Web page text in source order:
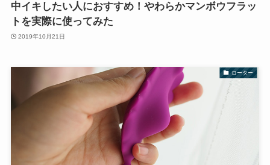
中イキしたい人におすすめ！やわらかマンボウフラッ
トを実際に使ってみた
2019年10月21日
ローター